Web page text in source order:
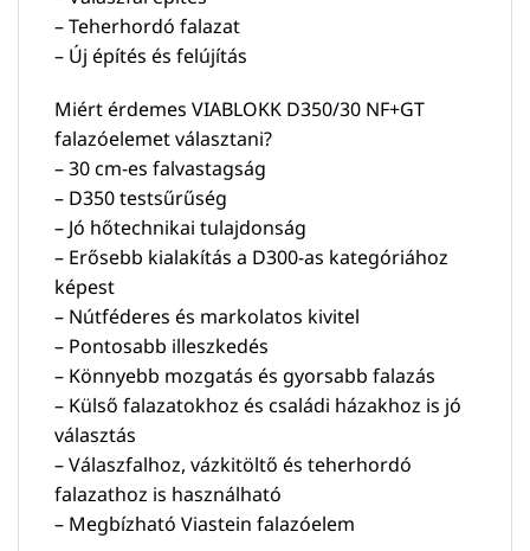
– Teherhordó falazat
– Új építés és felújítás
Miért érdemes VIABLOKK D350/30 NF+GT
falazóelemet választani?
– 30 cm-es falvastagság
– D350 testsűrűség
– Jó hőtechnikai tulajdonság
– Erősebb kialakítás a D300-as kategóriához
képest
– Nútféderes és markolatos kivitel
– Pontosabb illeszkedés
– Könnyebb mozgatás és gyorsabb falazás
– Külső falazatokhoz és családi házakhoz is jó
választás
– Válaszfalhoz, vázkitöltő és teherhordó
falazathoz is használható
– Megbízható Viastein falazóelem